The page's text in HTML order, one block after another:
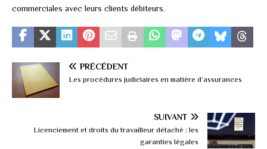
commerciales avec leurs clients débiteurs.
PRÉCÉDENT
Les procédures judiciaires en matière d’assurances
SUIVANT
Licenciement et droits du travailleur détaché : les
garanties légales